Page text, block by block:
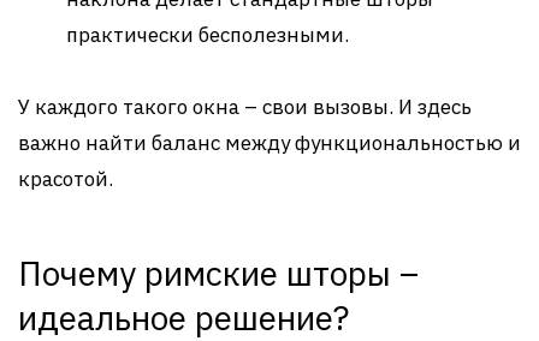
практически бесполезными.
У каждого такого окна – свои вызовы. И здесь
важно найти баланс между функциональностью и
красотой.
Почему римские шторы –
идеальное решение?